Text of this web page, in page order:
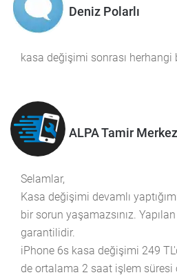
Deniz Polarlı
kasa değişimi sonrası herhangi
ALPA Tamir
Selamlar,
Kasa değişimi devamlı
bir sorun yaşamazsınız.
garantilidir.
iPhone 6s kasa değişimi 249
de ortalama 2 saat işlem süresi